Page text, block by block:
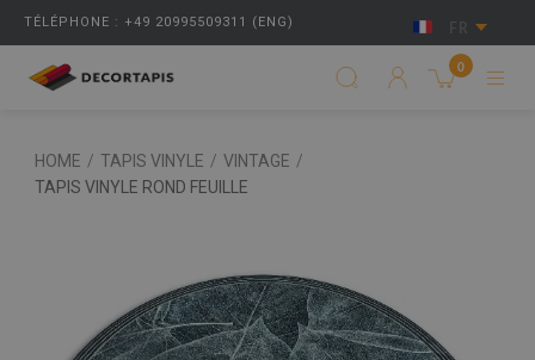
TÉLÉPHONE : +49 20995509311 (ENG) FR
0
HOME / TAPIS VINYLE / VINTAGE /
TAPIS VINYLE ROND FEUILLE